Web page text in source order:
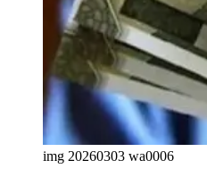
img 20260303 wa0006